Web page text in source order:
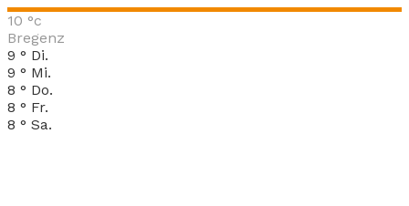
10 °c
Bregenz
9 ° Di.
9 ° Mi.
8 ° Do.
8 ° Fr.
8 ° Sa.